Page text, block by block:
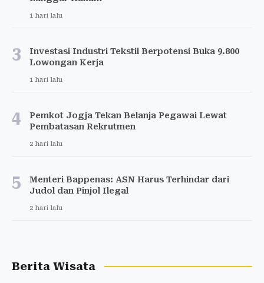
1 hari lalu
3
Investasi Industri Tekstil Berpotensi Buka 9.800
Lowongan Kerja
1 hari lalu
4
Pemkot Jogja Tekan Belanja Pegawai Lewat
Pembatasan Rekrutmen
2 hari lalu
5
Menteri Bappenas: ASN Harus Terhindar dari
Judol dan Pinjol Ilegal
2 hari lalu
Berita Wisata